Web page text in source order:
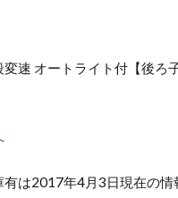
速 オートライト付【後ろ
は2017年4月3日現在の情